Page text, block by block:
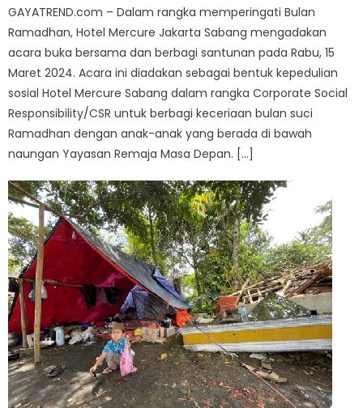
GAYATREND.com – Dalam rangka memperingati Bulan
Ramadhan, Hotel Mercure Jakarta Sabang mengadakan
acara buka bersama dan berbagi santunan pada Rabu, 15
Maret 2024. Acara ini diadakan sebagai bentuk kepedulian
sosial Hotel Mercure Sabang dalam rangka Corporate Social
Responsibility/CSR untuk berbagi keceriaan bulan suci
Ramadhan dengan anak-anak yang berada di bawah
naungan Yayasan Remaja Masa Depan. […]